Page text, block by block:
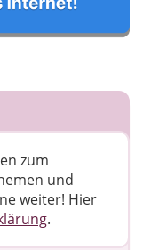
zum
und
weiter! ​Hier
.